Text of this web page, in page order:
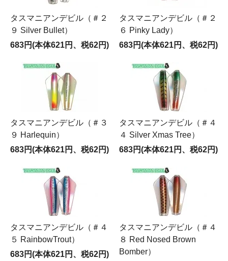
タスマニアンデビル（＃２
９ Silver Bullet）
683円(本体621円、税62円)
タスマニアンデビル（＃２
６ Pinky Lady）
683円(本体621円、税62円)
タスマニアンデビル（＃３
９ Harlequin）
683円(本体621円、税62円)
タスマニアンデビル（＃４
４ Silver Xmas Tree）
683円(本体621円、税62円)
タスマニアンデビル（＃４
５ RainbowTrout）
683円(本体621円、税62円)
タスマニアンデビル（＃４
８ Red Nosed Brown
Bomber）